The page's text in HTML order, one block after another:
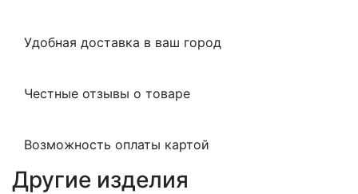
Удобная доставка в ваш город
Честные отзывы о товаре
Возможность оплаты картой
Другие изделия